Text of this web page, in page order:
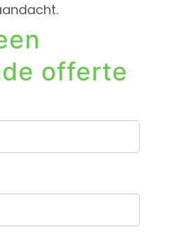
offerte